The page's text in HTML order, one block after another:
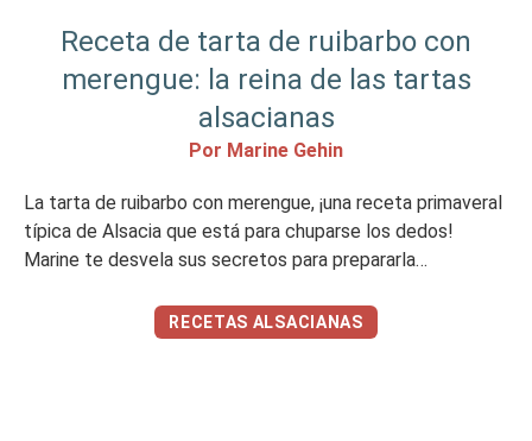
Receta de tarta de ruibarbo con
merengue: la reina de las tartas
alsacianas
Por Marine Gehin
La tarta de ruibarbo con merengue, ¡una receta primaveral
típica de Alsacia que está para chuparse los dedos!
Marine te desvela sus secretos para prepararla…
RECETAS ALSACIANAS